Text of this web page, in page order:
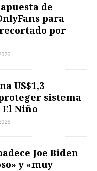
de
para
por
US$1,3
sistema
Niño
Joe Biden
y «muy